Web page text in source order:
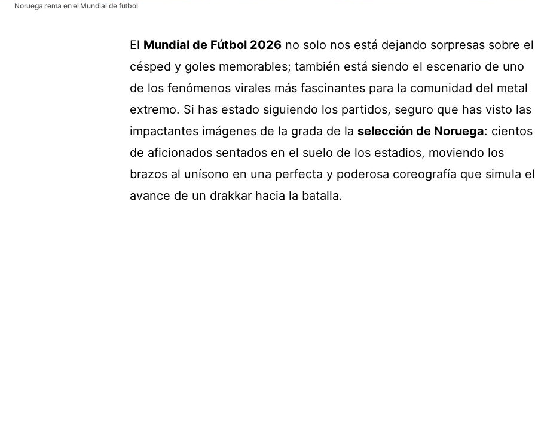
Noruega rema en el Mundial de futbol
El Mundial de Fútbol 2026 no solo nos está dejando sorpresas sobre el
césped y goles memorables; también está siendo el escenario de uno
de los fenómenos virales más fascinantes para la comunidad del metal
extremo. Si has estado siguiendo los partidos, seguro que has visto las
impactantes imágenes de la grada de la selección de Noruega: cientos
de aficionados sentados en el suelo de los estadios, moviendo los
brazos al unísono en una perfecta y poderosa coreografía que simula el
avance de un drakkar hacia la batalla.